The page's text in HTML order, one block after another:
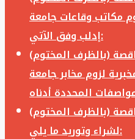
مكاتب وقاعات جامعة
إدلب وفق الآتي:
(بالظرف المختوم)
لزوم مخابر جامعة
(بالظرف المختوم)
لشراء وتوريد ما يلي: